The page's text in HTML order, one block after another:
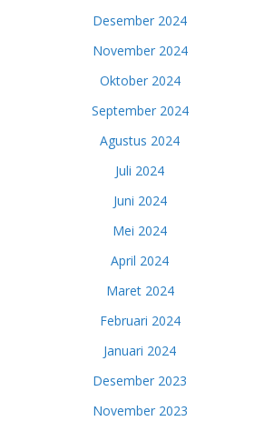
Desember 2024
November 2024
Oktober 2024
September 2024
Agustus 2024
Juli 2024
Juni 2024
Mei 2024
April 2024
Maret 2024
Februari 2024
Januari 2024
Desember 2023
November 2023